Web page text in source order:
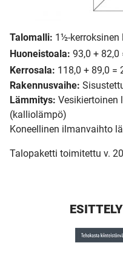
Talomalli: 1½-
Huoneistoala: 93,0 + 82,0
Kerrosala: 118,0 + 89,0 =
Rakennusvaihe:
Lämmitys:
(kalliolämpö)
Koneellinen ilmanvaihto
Talopaketti toimitettu v.